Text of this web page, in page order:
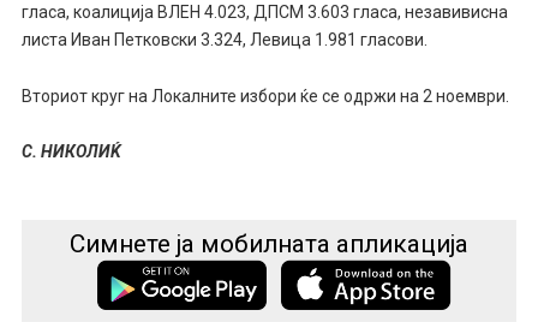
гласа, коалиција ВЛЕН 4.023, ДПСМ 3.603 гласа, незавивисна
листа Иван Петковски 3.324, Левица 1.981 гласови.
Вториот круг на Локалните избори ќе се одржи на 2 ноември.
С. НИКОЛИЌ
Симнете ја мобилната апликација